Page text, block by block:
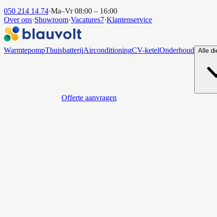
050 214 14 74·Ma–Vr 08:00 – 16:00
Over ons·Showroom·Vacatures7·Klantenservice
WarmtepompThuisbatterijAirconditioningCV-ketelOnderhoud Alle
Offerte aanvragen